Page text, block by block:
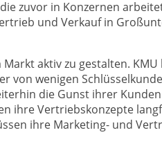
zuvor in Konzernen
und Verkauf in
aktiv zu gestalten.
von wenigen
die Gunst ihrer
ihre Vertriebskonzepte
ihre Marketing- und